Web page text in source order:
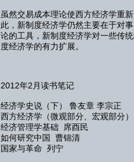
虽然交易成本理论使西方经济学重
此，新制度经济学仍然主要在于对
论的工具，新制度经济学对一些传
度经济学的有力扩展。
2012年2月读书笔记
经济学史说（下） 鲁友章 李宗正
西方经济学（微观部分、宏观部分
经济管理学基础 席酉民
如何研究中国 曹锦清
国家与革命 列宁